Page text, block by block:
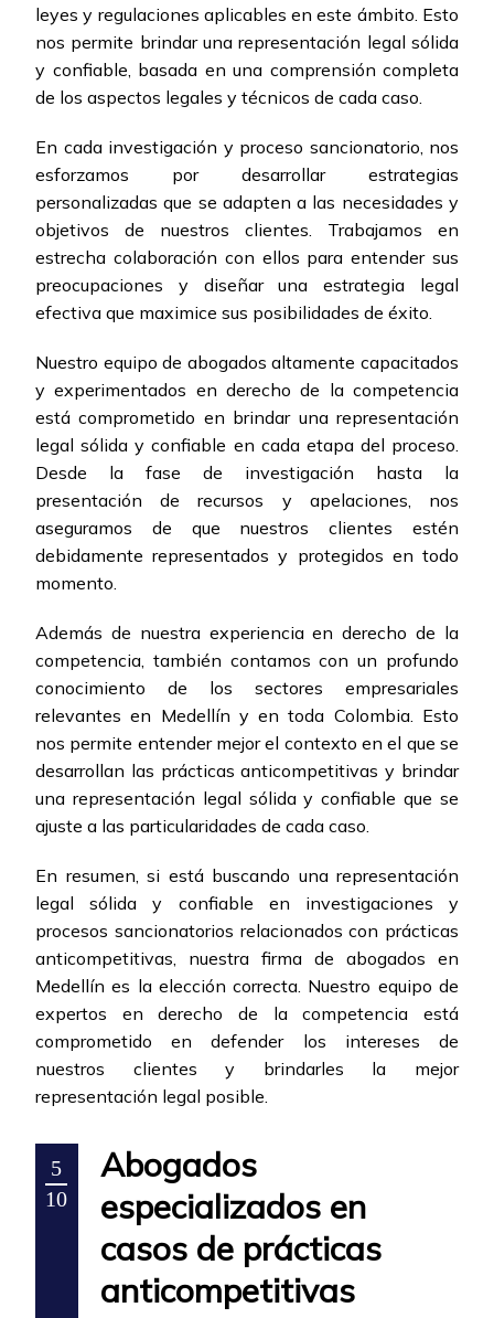
leyes y regulaciones aplicables en este ámbito. Esto
nos permite brindar una representación legal sólida
y confiable, basada en una comprensión completa
de los aspectos legales y técnicos de cada caso.
En cada investigación y proceso sancionatorio, nos
esforzamos por desarrollar estrategias
personalizadas que se adapten a las necesidades y
objetivos de nuestros clientes. Trabajamos en
estrecha colaboración con ellos para entender sus
preocupaciones y diseñar una estrategia legal
efectiva que maximice sus posibilidades de éxito.
Nuestro equipo de abogados altamente capacitados
y experimentados en derecho de la competencia
está comprometido en brindar una representación
legal sólida y confiable en cada etapa del proceso.
Desde la fase de investigación hasta la
presentación de recursos y apelaciones, nos
aseguramos de que nuestros clientes estén
debidamente representados y protegidos en todo
momento.
Además de nuestra experiencia en derecho de la
competencia, también contamos con un profundo
conocimiento de los sectores empresariales
relevantes en Medellín y en toda Colombia. Esto
nos permite entender mejor el contexto en el que se
desarrollan las prácticas anticompetitivas y brindar
una representación legal sólida y confiable que se
ajuste a las particularidades de cada caso.
En resumen, si está buscando una representación
legal sólida y confiable en investigaciones y
procesos sancionatorios relacionados con prácticas
anticompetitivas, nuestra firma de abogados en
Medellín es la elección correcta. Nuestro equipo de
expertos en derecho de la competencia está
comprometido en defender los intereses de
nuestros clientes y brindarles la mejor
representación legal posible.
5
10
Abogados
especializados en
casos de prácticas
anticompetitivas